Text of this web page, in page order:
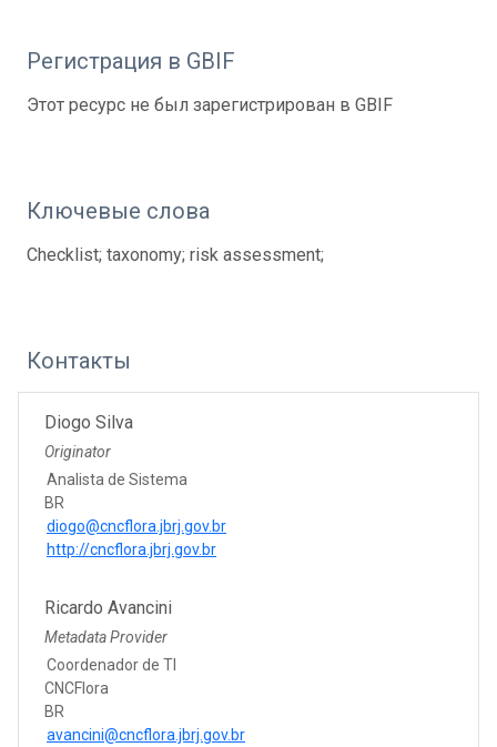
Регистрация в GBIF
Этот ресурс не был зарегистрирован в GBIF
Ключевые слова
Checklist; taxonomy; risk assessment;
Контакты
Diogo Silva
Originator
Analista de Sistema
BR
diogo@cncflora.jbrj.gov.br
http://cncflora.jbrj.gov.br
Ricardo Avancini
Metadata Provider
Coordenador de TI
CNCFlora
BR
avancini@cncflora.jbrj.gov.br